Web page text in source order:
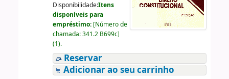
Disponibilidade:Itens
disponíveis para
empréstimo: [Número de
chamada:341.2 B699c]
(1).
Reservar
Adicionar ao seu carrinho